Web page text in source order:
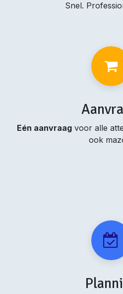
Snel.
Eén aanvraagvoor alle
ook